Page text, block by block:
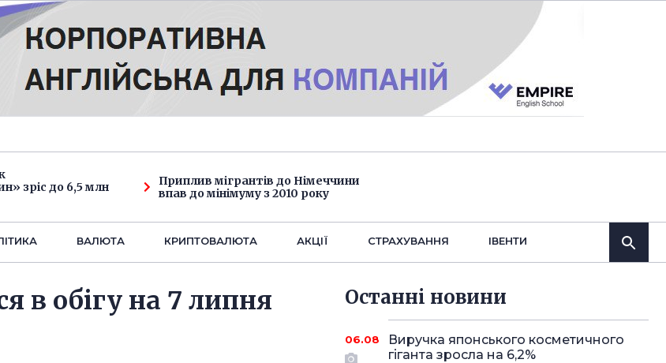
зріс до 6,5 млн
Приплив мігрантів до Німеччини
впав до мінімуму з 2010 року
ВАЛЮТА КРИПТОВАЛЮТА АКЦІЇ СТРАХУВАННЯ IВЕНТИ
в обігу на 7 липня
Останнi новини
06.08
Виручка японського косметичного
гіганта зросла на 6,2%